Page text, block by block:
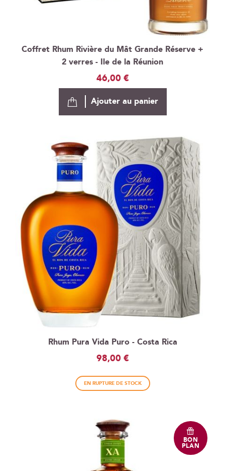
Coffret Rhum Rivière du Mât Grande Réserve +
2 verres - Ile de la Réunion
46,00 €
Ajouter au panier
Rhum Pura Vida Puro - Costa Rica
98,00 €
EN RUPTURE DE STOCK
BON
PLAN